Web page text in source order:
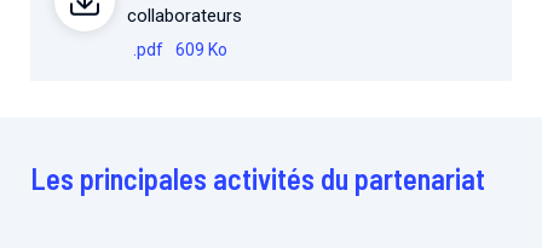
collaborateurs
.pdf 609 Ko
Les principales activités du partenariat